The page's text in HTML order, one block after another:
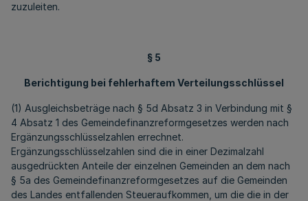
zuzuleiten.
§ 5
Berichtigung bei fehlerhaftem Verteilungsschlüssel
(1) Ausgleichsbeträge nach § 5d Absatz 3 in Verbindung mit §
4 Absatz 1 des Gemeindefinanzreformgesetzes werden nach
Ergänzungsschlüsselzahlen errechnet.
Ergänzungsschlüsselzahlen sind die in einer Dezimalzahl
ausgedrückten Anteile der einzelnen Gemeinden an dem nach
§ 5a des Gemeindefinanzreformgesetzes auf die Gemeinden
des Landes entfallenden Steueraufkommen, um die die in der